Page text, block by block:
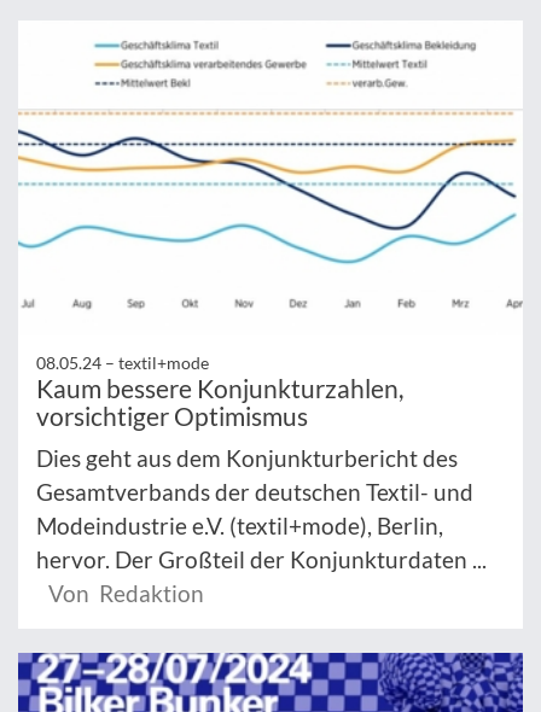
08.05.24 – textil+mode
Kaum bessere Konjunkturzahlen,
vorsichtiger Optimismus
Dies geht aus dem Konjunkturbericht des
Gesamtverbands der deutschen Textil- und
Modeindustrie e.V. (textil+mode), Berlin,
hervor. Der Großteil der Konjunkturdaten ...
Von Redaktion